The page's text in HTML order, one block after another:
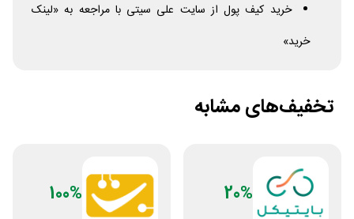
خرید کیف پول از سایت علی سیتی با مراجعه به «لینک
خرید»
تخفیف‌های مشابه
20%
100%